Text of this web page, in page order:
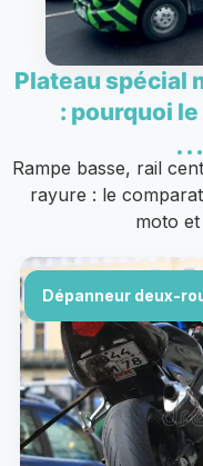
Plateau spécial
: pourquoi
Rampe basse, rail
rayure : le
moto et
Dépanneur deux-